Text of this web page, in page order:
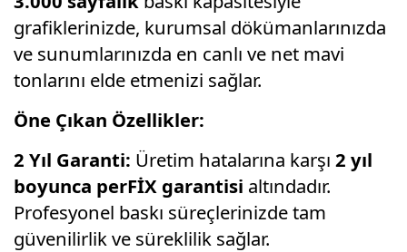
grafiklerinizde, kurumsal dökümanlarınızda
ve sunumlarınızda en canlı ve net mavi
tonlarını elde etmenizi sağlar.
Öne Çıkan Özellikler:
2 Yıl Garanti: Üretim hatalarına karşı 2 yıl
boyunca perFİX garantisi altındadır.
Profesyonel baskı süreçlerinizde tam
güvenilirlik ve süreklilik sağlar.